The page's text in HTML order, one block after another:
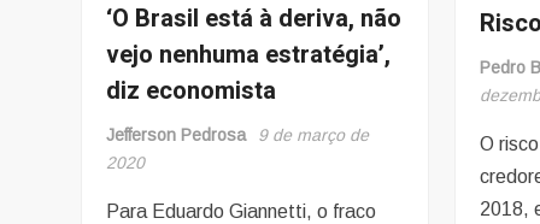
‘O Brasil está à deriva, não
vejo nenhuma estratégia’,
diz economista
Jefferson Pedrosa
9 de março de
2020
Para Eduardo Giannetti, o fraco
Pedro
O
2018,